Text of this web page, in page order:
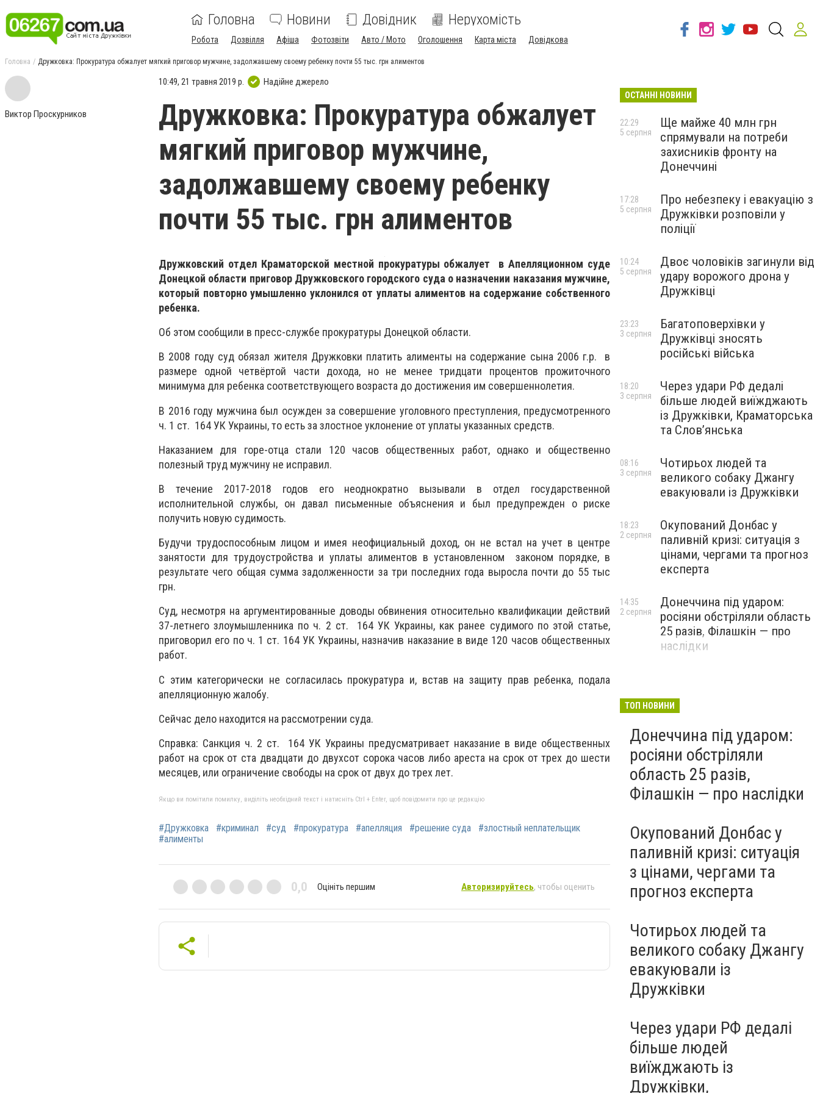
Головна Новини Довідник Нерухомість
Робота Дозвілля Афіша Фотозвіти Авто / Мото Оголошення Карта міста Довідкова
Головна Дружковка: Прокуратура обжалует мягкий приговор мужчине, задолжавшему своему ребенку почти 55 тыс. грн алиментов
Виктор Проскурников
10:49, 21 травня 2019 р. Надійне джерело
Дружковка: Прокуратура обжалует
мягкий приговор мужчине,
задолжавшему своему ребенку
почти 55 тыс. грн алиментов
Дружковский отдел Краматорской местной прокуратуры обжалует в Апелляционном суде
Донецкой области приговор Дружковского городского суда о назначении наказания мужчине,
который повторно умышленно уклонился от уплаты алиментов на содержание собственного
ребенка.
Об этом сообщили в пресс-службе прокуратуры Донецкой области.
В 2008 году суд обязал жителя Дружковки платить алименты на содержание сына 2006 г.р. в
размере одной четвёртой части дохода, но не менее тридцати процентов прожиточного
минимума для ребенка соответствующего возраста до достижения им совершеннолетия.
В 2016 году мужчина был осужден за совершение уголовного преступления, предусмотренного
ч. 1 ст. 164 УК Украины, то есть за злостное уклонение от уплаты указанных средств.
Наказанием для горе-отца стали 120 часов общественных работ, однако и общественно
полезный труд мужчину не исправил.
В течение 2017-2018 годов его неоднократно вызывали в отдел государственной
исполнительной службы, он давал письменные объяснения и был предупрежден о риске
получить новую судимость.
Будучи трудоспособным лицом и имея неофициальный доход, он не встал на учет в центре
занятости для трудоустройства и уплаты алиментов в установленном законом порядке, в
результате чего общая сумма задолженности за три последних года выросла почти до 55 тыс
грн.
Суд, несмотря на аргументированные доводы обвинения относительно квалификации действий
37-летнего злоумышленника по ч. 2 ст. 164 УК Украины, как ранее судимого по этой статье,
приговорил его по ч. 1 ст. 164 УК Украины, назначив наказание в виде 120 часов общественных
работ.
С этим категорически не согласилась прокуратура и, встав на защиту прав ребенка, подала
апелляционную жалобу.
Сейчас дело находится на рассмотрении суда.
Справка: Санкция ч. 2 ст. 164 УК Украины предусматривает наказание в виде общественных
работ на срок от ста двадцати до двухсот сорока часов либо ареста на срок от трех до шести
месяцев, или ограничение свободы на срок от двух до трех лет.
Якщо ви помітили помилку, виділіть необхідний текст і натисніть Ctrl + Enter, щоб повідомити про це редакцію
#Дружковка #криминал #суд #прокуратура #апелляция #решение суда
#злостный неплательщик
#алименты
0,0 Оцініть першим Авторизируйтесь, чтобы оценить
ОСТАННІ НОВИНИ
Ще майже 40 млн грн
спрямували на потреби
захисників фронту на
Донеччині
22:29
5 серпня
Про небезпеку і евакуацію з
Дружківки розповіли у
поліції
17:28
5 серпня
Двоє чоловіків загинули від
удару ворожого дрона у
Дружківці
10:24
5 серпня
Багатоповерхівки у
Дружківці зносять
російські війська
23:23
3 серпня
Через удари РФ дедалі
більше людей виїжджають
із Дружківки, Краматорська
та Слов’янська
18:20
3 серпня
Чотирьох людей та
великого собаку Джангу
евакуювали із Дружківки
08:16
3 серпня
Окупований Донбас у
паливній кризі: ситуація з
цінами, чергами та прогноз
експерта
18:23
2 серпня
Донеччина під ударом:
росіяни обстріляли область
25 разів, Філашкін — про
наслідки
14:35
2 серпня
ТОП НОВИНИ
Донеччина під ударом:
росіяни обстріляли
область 25 разів,
Філашкін — про наслідки
Окупований Донбас у
паливній кризі: ситуація
з цінами, чергами та
прогноз експерта
Чотирьох людей та
великого собаку Джангу
евакуювали із
Дружківки
Через удари РФ дедалі
більше людей
виїжджають із
Дружківки,